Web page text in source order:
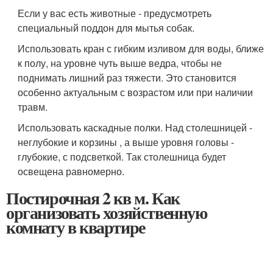
Если у вас есть животные - предусмотреть
специальный поддон для мытья собак.
Использовать кран с гибким изливом для воды, ближе
к полу, на уровне чуть выше ведра, чтобы не
поднимать лишний раз тяжести. Это становится
особенно актуальным с возрастом или при наличии
травм.
Использовать каскадные полки. Над столешницей -
неглубокие и корзины , а выше уровня головы -
глубокие, с подсветкой. Так столешница будет
освещена равномерно.
Постирочная 2 кв м. Как
организовать хозяйственную
комнату в квартире